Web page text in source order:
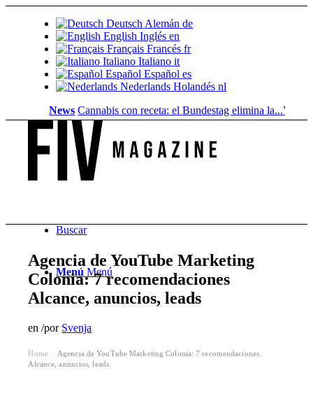
Deutsch Alemán de
English Inglés en
Français Francés fr
Italiano Italiano it
Español Español es
Nederlands Holandés nl
News Cannabis con receta: el Bundestag elimina la... Valor del
Buscar
Menú Menú
Agencia de YouTube Marketing
Colonia: 7 recomendaciones ️
Alcance, anuncios, leads
en/por Svenja
Home
Agencia de YouTube Marketing Colonia: 7 recomendaciones ️
Alcance, anuncios, leads